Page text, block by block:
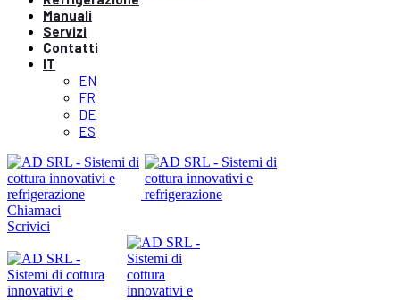
Manuali
Servizi
Contatti
IT
EN
FR
DE
ES
Chiamaci
Scrivici